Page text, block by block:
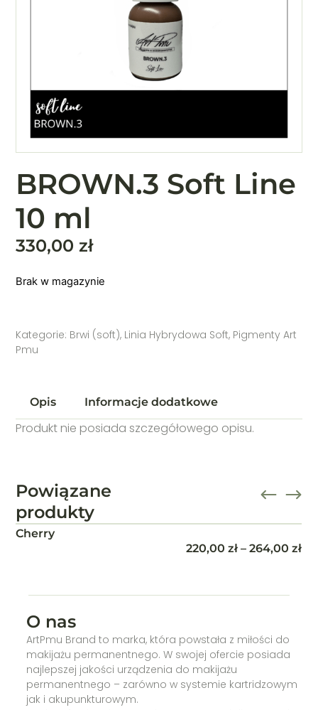
BROWN.3 Soft Line
10 ml
330,00 zł
Brak w magazynie
Kategorie: Brwi (soft), Linia Hybrydowa Soft, Pigmenty Art
Pmu
Opis Informacje dodatkowe
Produkt nie posiada szczegółowego opisu.
Powiązane
produkty
Red set 5x 2.5ml
750,00
O nas
ArtPmu Brand to marka, która powstała z miłości do
makijażu permanentnego. W swojej ofercie posiada
najlepszej jakości urządzenia do makijażu
permanentnego – zarówno w systemie kartridzowym
jak i akupunkturowym.